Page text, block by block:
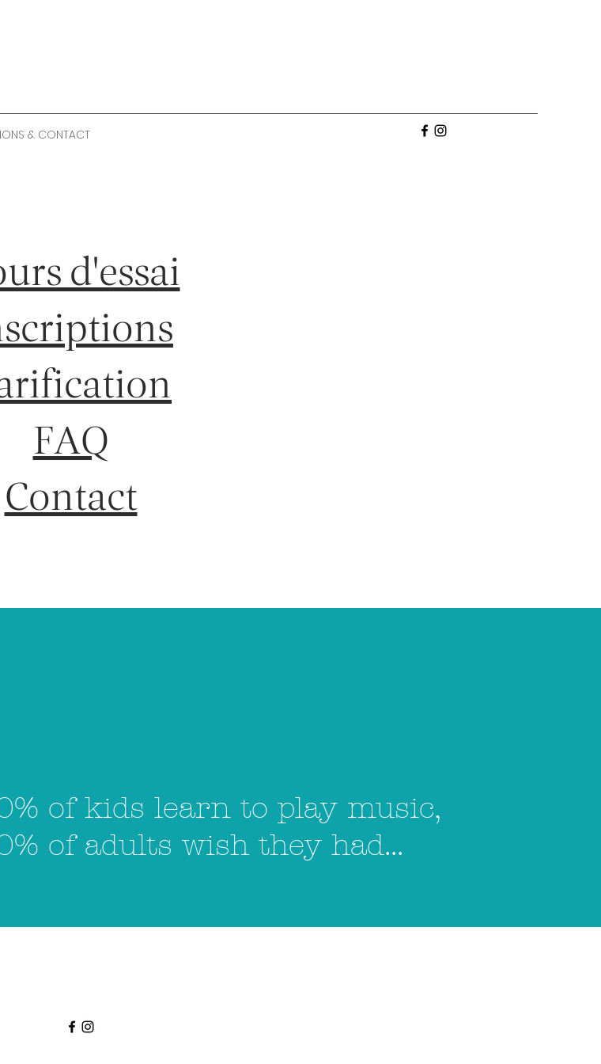
& CONTACT
of kids learn to play music,
of adults wish they had...
d'essai
FAQ
Contact